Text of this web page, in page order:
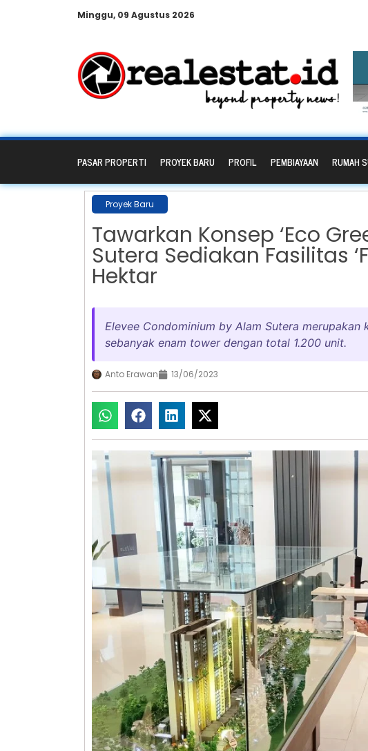
Minggu, 09 Agustus 2026
PASAR PROPERTI PROYEK BARU PROFIL PEMBIAYAAN RUMAH
Proyek Baru
Tawarkan Konsep ‘Eco
Sutera Sediakan Fasilitas
Hektar
Elevee Condominium by Alam Sutera
sebanyak enam tower dengan total 1.200 unit.
Anto Erawan 13/06/2023